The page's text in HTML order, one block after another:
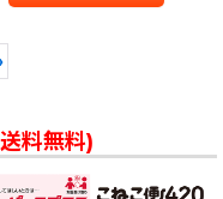
料無料)